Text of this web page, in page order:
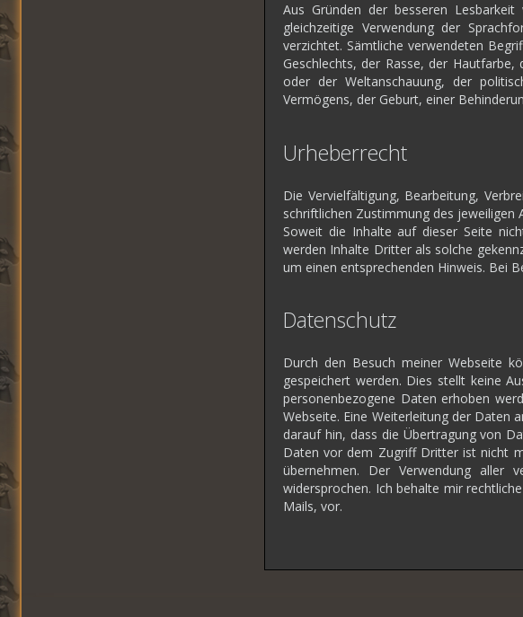
Aus Gründen der besseren
gleichzeitige Verwendung der
verzichtet. Sämtliche verwendeten
Geschlechts, der Rasse, der
oder der Weltanschauung, der
Vermögens, der Geburt, einer
Urheberrecht
Die Vervielfältigung, Bearbeitung,
schriftlichen Zustimmung des jeweiligen
Soweit die Inhalte auf dieser Seite
werden Inhalte Dritter als solche
um einen entsprechenden Hinweis. Bei
Datenschutz
Durch den Besuch meiner Webseite
gespeichert werden. Dies stellt keine
personenbezogene Daten erhoben
Webseite. Eine Weiterleitung der Daten
darauf hin, dass die Übertragung von
Daten vor dem Zugriff Dritter ist nicht
übernehmen. Der Verwendung aller
widersprochen. Ich behalte mir
Mails, vor.